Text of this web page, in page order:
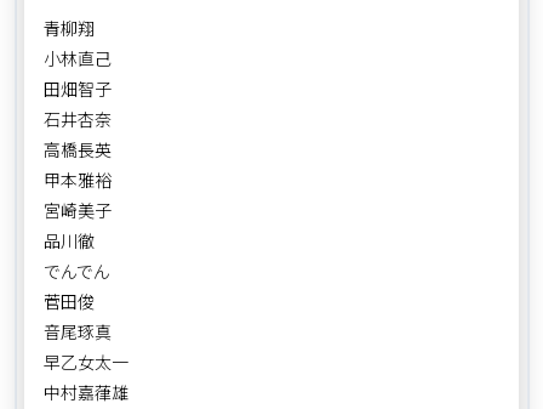
青柳翔
小林直己
田畑智子
石井杏奈
高橋長英
甲本雅裕
宮崎美子
品川徹
でんでん
菅田俊
音尾琢真
早乙女太一
中村嘉葎雄